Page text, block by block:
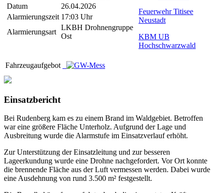
Datum
26.04.2026
Alarmierungszeit 17:03 Uhr
Alarmierungsart
LKBH Drohnengruppe
Ost
Feuerwehr Titisee
Neustadt
KBM UB
Hochschwarzwald
Fahrzeugaufgebot
Einsatzbericht
Bei Rudenberg kam es zu einem Brand im Waldgebiet. Betroffen
war eine größere Fläche Unterholz. Aufgrund der Lage und
Ausbreitung wurde die Alarmstufe im Einsatzverlauf erhöht.
Zur Unterstützung der Einsatzleitung und zur besseren
Lageerkundung wurde eine Drohne nachgefordert. Vor Ort konnte
die brennende Fläche aus der Luft vermessen werden. Dabei wurde
eine Ausdehnung von rund 3.500 m² festgestellt.